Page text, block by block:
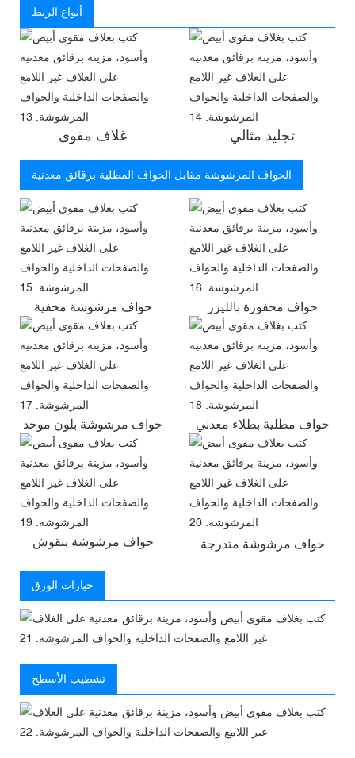
أنواع الربط
غلاف مقوى تجليد مثالي
الحواف المرشوشة مقابل الحواف المطلية برقائق معدنية
حواف مرشوشة مخفية حواف محفورة بالليزر
حواف مرشوشة بلون موحد حواف مطلية بطلاء معدني
حواف مرشوشة بنقوش حواف مرشوشة متدرجة
خيارات الورق
تشطيب الأسطح